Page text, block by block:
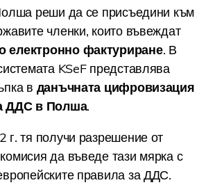
реши да се присъедини към
членки, които въвеждат
електронно фактуриране. В
KSeF представлява
в данъчната цифровизация
ДДС в Полша.
тя получи разрешение от
да въведе тази мярка с
правила за ДДС.